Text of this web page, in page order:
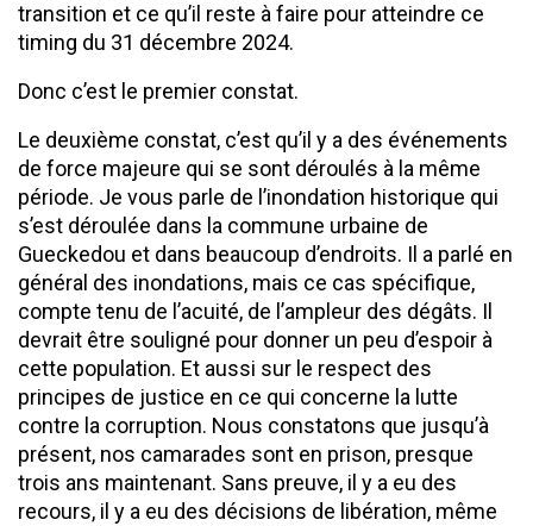
transition et ce qu’il reste à faire pour atteindre ce
timing du 31 décembre 2024.
Donc c’est le premier constat.
Le deuxième constat, c’est qu’il y a des événements
de force majeure qui se sont déroulés à la même
période. Je vous parle de l’inondation historique qui
s’est déroulée dans la commune urbaine de
Gueckedou et dans beaucoup d’endroits. Il a parlé en
général des inondations, mais ce cas spécifique,
compte tenu de l’acuité, de l’ampleur des dégâts. Il
devrait être souligné pour donner un peu d’espoir à
cette population. Et aussi sur le respect des
principes de justice en ce qui concerne la lutte
contre la corruption. Nous constatons que jusqu’à
présent, nos camarades sont en prison, presque
trois ans maintenant. Sans preuve, il y a eu des
recours, il y a eu des décisions de libération, même